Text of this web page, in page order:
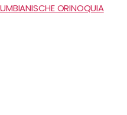
ORINOQUIA